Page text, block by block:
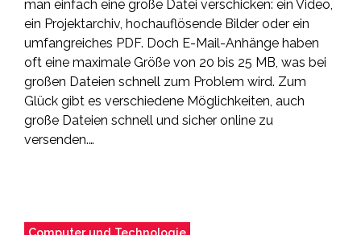
man einfach eine große Datei verschicken: ein Video,
ein Projektarchiv, hochauflösende Bilder oder ein
umfangreiches PDF. Doch E-Mail-Anhänge haben
oft eine maximale Größe von 20 bis 25 MB, was bei
großen Dateien schnell zum Problem wird. Zum
Glück gibt es verschiedene Möglichkeiten, auch
große Dateien schnell und sicher online zu
versenden.…
Computer und Technologie